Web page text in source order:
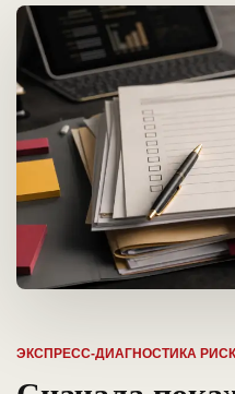
ЭКСПРЕСС-ДИАГНОСТИКА